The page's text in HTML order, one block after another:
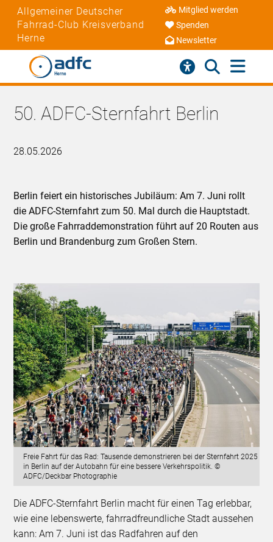
Allgemeiner Deutscher
Fahrrad-Club Kreisverband
Herne
Mitglied werden
Spenden
Newsletter
50. ADFC-Sternfahrt Berlin
28.05.2026
Berlin feiert ein historisches Jubiläum: Am 7. Juni rollt
die ADFC-Sternfahrt zum 50. Mal durch die Hauptstadt.
Die große Fahrraddemonstration führt auf 20 Routen aus
Berlin und Brandenburg zum Großen Stern.
Freie Fahrt für das Rad: Tausende demonstrieren bei der Sternfahrt 2025
in Berlin auf der Autobahn für eine bessere Verkehrspolitik. ©
ADFC/Deckbar Photographie
Die ADFC-Sternfahrt Berlin macht für einen Tag erlebbar,
wie eine lebenswerte, fahrradfreundliche Stadt aussehen
kann: Am 7. Juni ist das Radfahren auf den